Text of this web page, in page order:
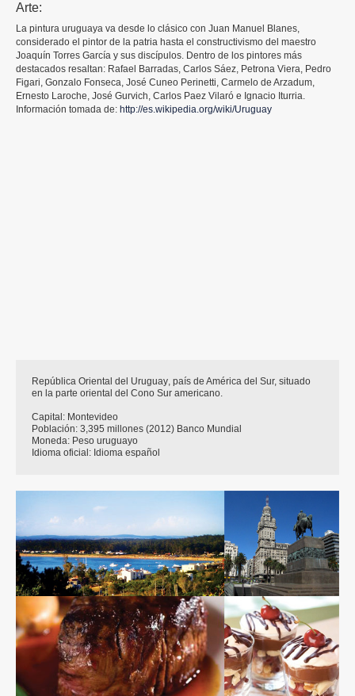
Arte:
La pintura uruguaya va desde lo clásico con Juan Manuel Blanes,
considerado el pintor de la patria hasta el constructivismo del maestro
Joaquín Torres García y sus discípulos. Dentro de los pintores más
destacados resaltan: Rafael Barradas, Carlos Sáez, Petrona Viera, Pedro
Figari, Gonzalo Fonseca, José Cuneo Perinetti, Carmelo de Arzadum,
Ernesto Laroche, José Gurvich, Carlos Paez Vilaró e Ignacio Iturria.
Información tomada de: http://es.wikipedia.org/wiki/Uruguay
República Oriental del Uruguay, país de América del Sur, situado
en la parte oriental del Cono Sur americano.
Capital: Montevideo
Población: 3,395 millones (2012) Banco Mundial
Moneda: Peso uruguayo
Idioma oficial: Idioma español